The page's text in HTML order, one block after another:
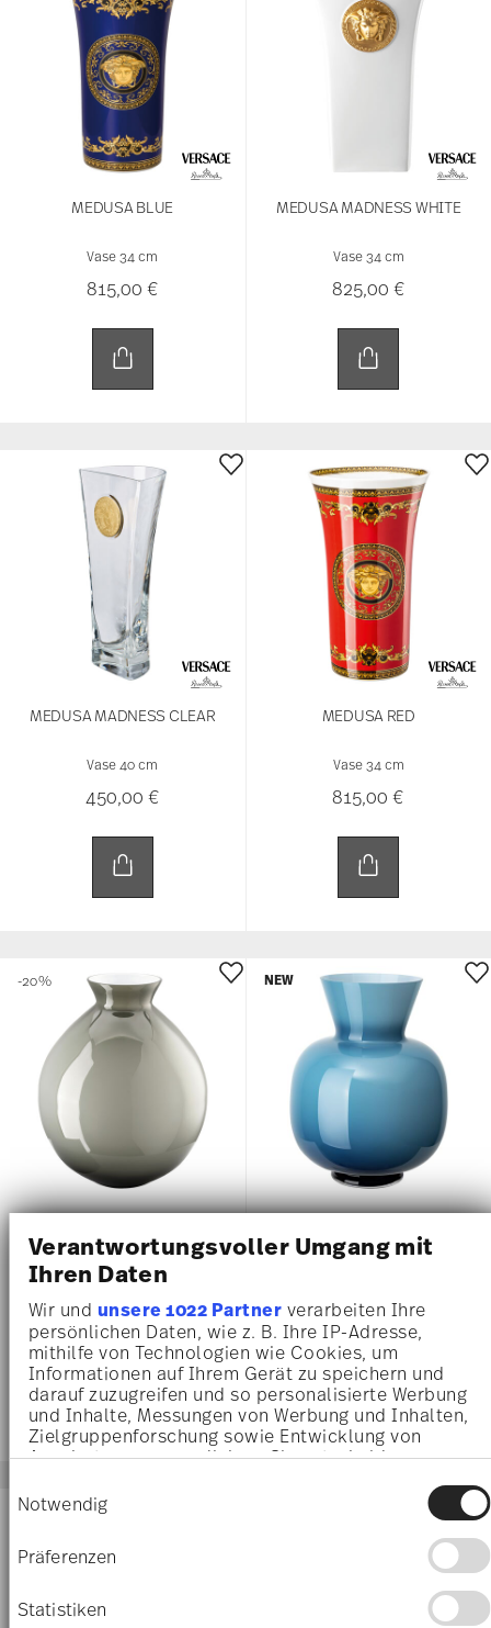
Verantwortungsvoller Umgang mit
Ihren Daten
Wir und unsere 1022 Partnerverarbeiten Ihre
persönlichen Daten, wie z. B. Ihre IP-Adresse,
mithilfe von Technologien wie Cookies, um
Informationen auf Ihrem Gerät zu speichern und
darauf zuzugreifen und so personalisierte Werbung
und Inhalte, Messungen von Werbung und Inhalten,
Zielgruppenforschung sowie Entwicklung von
Angeboten zu ermöglichen. Sie entscheiden
Sie können Ihre Einwilligung jederzeit über die
Cookie-Erklärung oder durch Klicken auf das
Privacy Trigger Symbol ändern oder widerrufen
Informationen über Ihre geografische Lage
Notwendig
Präferenzen
Statistiken
MEDUSA BLUE
Vase 34 cm
815,00 €
MEDUSA MADNESS WHITE
Vase 34 cm
825,00 €
MEDUSA MADNESS CLEAR
Vase 40 cm
450,00 €
MEDUSA RED
Vase 34 cm
815,00 €
Vase 33 cm
152,00 €Price reduced from
190,00 €to
30-Tage-Bestpreis:190,00 €
-20%
199,00 €
NEW
NEW